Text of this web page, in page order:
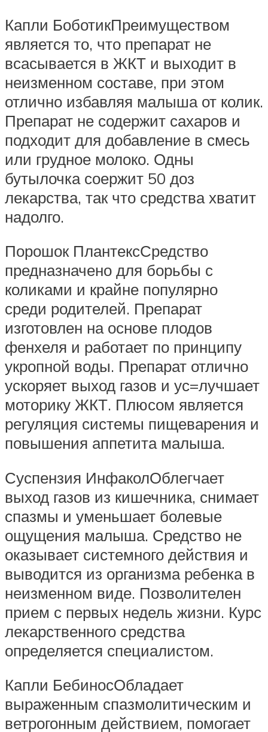
Капли БоботикПреимуществом
является то, что препарат не
всасывается в ЖКТ и выходит в
неизменном составе, при этом
отлично избавляя малыша от колик.
Препарат не содержит сахаров и
подходит для добавление в смесь
или грудное молоко. Одны
бутылочка соержит 50 доз
лекарства, так что средства хватит
надолго.
Порошок ПлантексСредство
предназначено для борьбы с
коликами и крайне популярно
среди родителей. Препарат
изготовлен на основе плодов
фенхеля и работает по принципу
укропной воды. Препарат отлично
ускоряет выход газов и ус=лучшает
моторику ЖКТ. Плюсом является
регуляция системы пищеварения и
повышения аппетита малыша.
Суспензия ИнфаколОблегчает
выход газов из кишечника, снимает
спазмы и уменьшает болевые
ощущения малыша. Средство не
оказывает системного действия и
выводится из организма ребенка в
неизменном виде. Позволителен
прием с первых недель жизни. Курс
лекарственного средства
определяется специалистом.
Капли БебиносОбладает
выраженным спазмолитическим и
ветрогонным действием, помогает